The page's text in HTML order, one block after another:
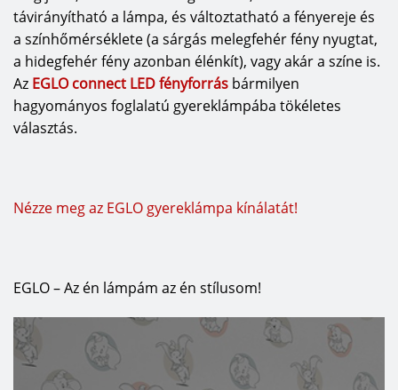
távirányítható a lámpa, és változtatható a fényereje és
a színhőmérséklete (a sárgás melegfehér fény nyugtat,
a hidegfehér fény azonban élénkít), vagy akár a színe is.
Az EGLO connect LED fényforrás bármilyen
hagyományos foglalatú gyereklámpába tökéletes
választás.
Nézze meg az EGLO gyereklámpa kínálatát!
EGLO – Az én lámpám az én stílusom!